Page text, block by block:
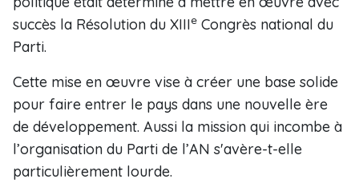
succès la Résolution du XIIIe Congrès national du
Parti.
Cette mise en œuvre vise à créer une base solide
pour faire entrer le pays dans une nouvelle ère
de développement. Aussi la mission qui incombe à
l’organisation du Parti de l’AN s'avère-t-elle
particulièrement lourde.